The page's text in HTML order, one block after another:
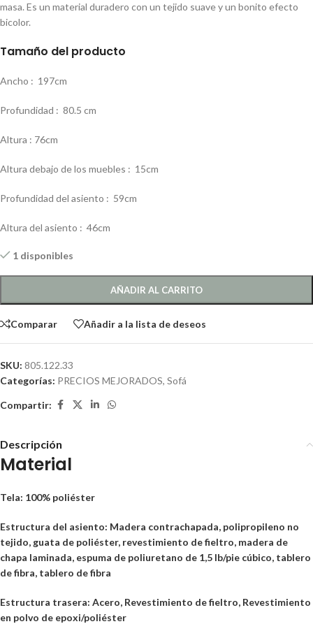
masa. Es un material duradero con un tejido suave y un bonito efecto
bicolor.
Tamaño del producto
Ancho : 197cm
Profundidad : 80.5 cm
Altura : 76cm
Altura debajo de los muebles : 15cm
Profundidad del asiento : 59cm
Altura del asiento : 46cm
1 disponibles
AÑADIR AL CARRITO
Comparar Añadir a la lista de deseos
SKU: 805.122.33
Categorías: PRECIOS MEJORADOS, Sofá
Compartir:
Descripción
Material
Tela: 100% poliéster
Estructura del asiento: Madera contrachapada, polipropileno no
tejido, guata de poliéster, revestimiento de fieltro, madera de
chapa laminada, espuma de poliuretano de 1,5 lb/pie cúbico, tablero
de fibra, tablero de fibra
Estructura trasera: Acero, Revestimiento de fieltro, Revestimiento
en polvo de epoxi/poliéster